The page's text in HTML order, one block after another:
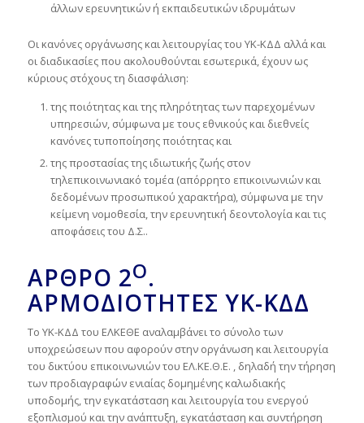
άλλων ερευνητικών ή εκπαιδευτικών ιδρυμάτων
Οι κανόνες οργάνωσης και λειτουργίας του ΥΚ-ΚΔΔ αλλά και
οι διαδικασίες που ακολουθούνται εσωτερικά, έχουν ως
κύριους στόχους τη διασφάλιση:
της ποιότητας και της πληρότητας των παρεχομένων
υπηρεσιών, σύμφωνα με τους εθνικούς και διεθνείς
κανόνες τυποποίησης ποιότητας και
της προστασίας της ιδιωτικής ζωής στον
τηλεπικοινωνιακό τομέα (απόρρητο επικοινωνιών και
δεδομένων προσωπικού χαρακτήρα), σύμφωνα με την
κείμενη νομοθεσία, την ερευνητική δεοντολογία και τις
αποφάσεις του Δ.Σ..
ΆΡΘΡΟ 2Ο.
ΑΡΜΟΔΙΌΤΗΤΕΣ ΥΚ-ΚΔΔ
Το ΥΚ-ΚΔΔ του ΕΛΚΕΘΕ αναλαμβάνει το σύνολο των
υποχρεώσεων που αφορούν στην οργάνωση και λειτουργία
του δικτύου επικοινωνιών του ΕΛ.ΚΕ.Θ.Ε. , δηλαδή την τήρηση
των προδιαγραφών ενιαίας δομημένης καλωδιακής
υποδομής, την εγκατάσταση και λειτουργία του ενεργού
εξοπλισμού και την ανάπτυξη, εγκατάσταση και συντήρηση